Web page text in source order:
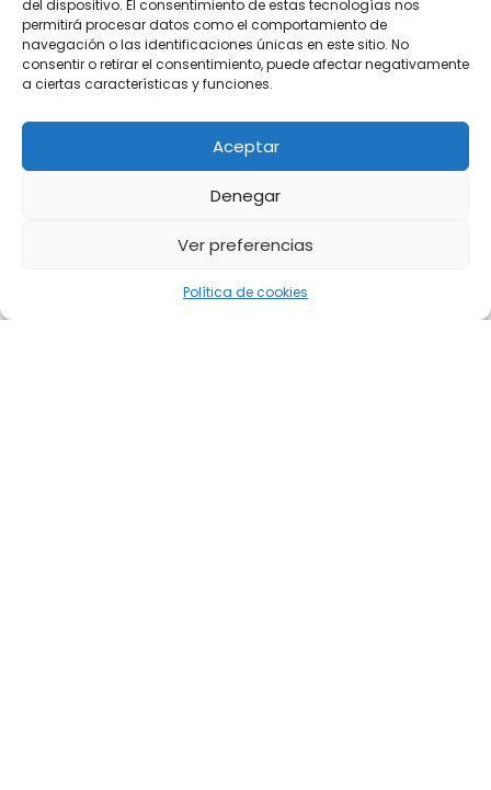
del dispositivo. El consentimiento de estas tecnologías nos
permitirá procesar datos como el comportamiento de
navegación o las identificaciones únicas en este sitio. No
consentir o retirar el consentimiento, puede afectar negativamente
a ciertas características y funciones.
Aceptar
Denegar
Ver preferencias
Política de cookies